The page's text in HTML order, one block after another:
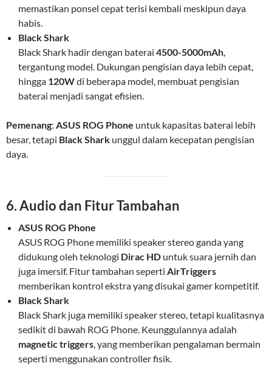
memastikan ponsel cepat terisi kembali meskipun daya
habis.
Black Shark
Black Shark hadir dengan baterai 4500-5000mAh,
tergantung model. Dukungan pengisian daya lebih cepat,
hingga 120Wdi beberapa model, membuat pengisian
baterai menjadi sangat efisien.
Pemenang: ASUS ROG Phone untuk kapasitas baterai lebih
besar, tetapi Black Shark unggul dalam kecepatan pengisian
daya.
6. Audio dan Fitur Tambahan
ASUS ROG Phone
ASUS ROG Phone memiliki speaker stereo ganda yang
didukung oleh teknologi Dirac HD untuk suara jernih dan
juga imersif. Fitur tambahan seperti AirTriggers
memberikan kontrol ekstra yang disukai gamer kompetitif.
Black Shark
Black Shark juga memiliki speaker stereo, tetapi kualitasnya
sedikit di bawah ROG Phone. Keunggulannya adalah
magnetic triggers, yang memberikan pengalaman bermain
seperti menggunakan controller fisik.